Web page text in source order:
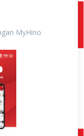
MyHino